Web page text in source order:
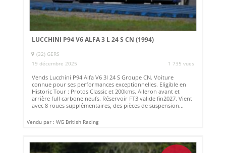
LUCCHINI P94 V6 ALFA 3 L 24 S CN (1994)
(32) GERS
19 décembre 2025
1 735 vues
Vends Lucchini P94 Alfa V6 3l 24 S Groupe CN. Voiture
connue pour ses performances exceptionnelles. Eligible en
Historic Tour : Protos Classic et 200kms. Aileron avant et
arrière full carbone neufs. Réservoir FT3 valide fin2027. Vient
avec 8 roues supplémentaires, des pièces de suspension...
Vendu par : WG British Racing